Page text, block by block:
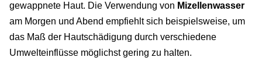
gewappnete Haut. Die Verwendung von Mizellenwasser
am Morgen und Abend empfiehlt sich beispielsweise, um
das Maß der Hautschädigung durch verschiedene
Umwelteinflüsse möglichst gering zu halten.